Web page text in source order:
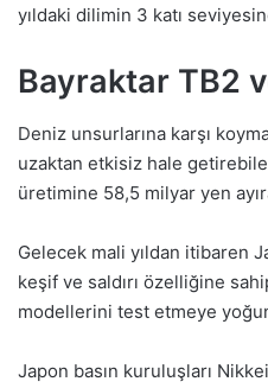
yıldaki dilimin 3 katı
Bayraktar TB2
Deniz unsurlarına karşı
uzaktan etkisiz hale
üretimine 58,5 milyar yen
Gelecek mali yıldan itibaren
keşif ve saldırı özelliğine
modellerini test etmeye
Japon basın kuruluşları